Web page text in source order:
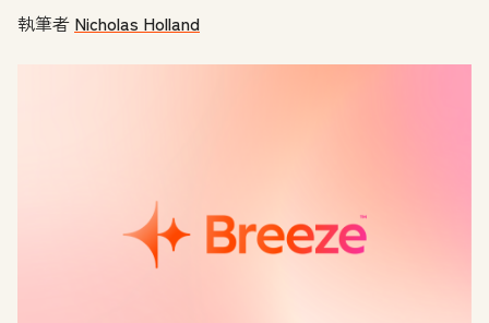
執筆者 Nicholas Holland